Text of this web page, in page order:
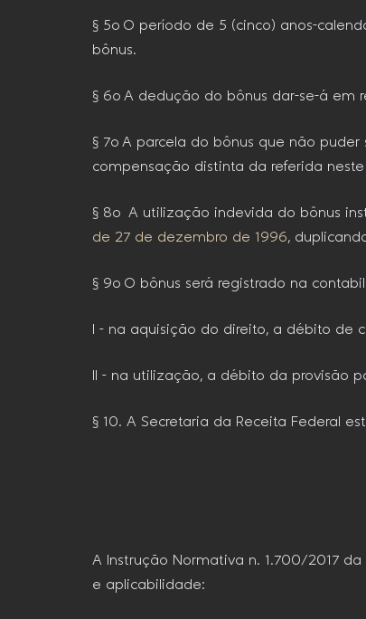
§ 5o O período de 5 (cinco) anos-
bônus.
§ 6o A dedução do bônus dar-se-á em
§ 7o A parcela do bônus que não
compensação distinta da referida
§ 8o A utilização indevida do bônus
de 27 de dezembro de 1996,
§ 9o O bônus será registrado na
I – na aquisição do direito, a débito de
II – na utilização, a débito da provisão
§ 10. A Secretaria da Receita Federal
A Instrução Normativa n. 1.700/2017
e aplicabilidade: